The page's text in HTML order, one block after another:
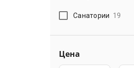
Санатории 19
Цена